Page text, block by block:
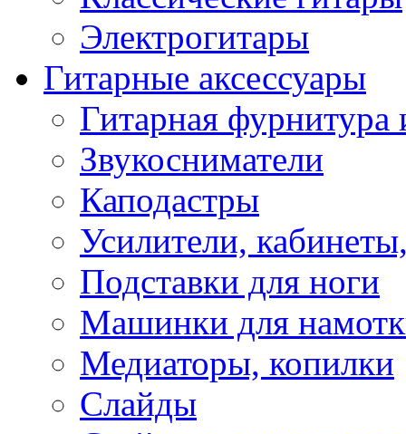
Электрогитары
Гитарные аксессуары
Гитарная фурнитура
Звукосниматели
Каподастры
Усилители,
Подставки для ноги
Машинки для
Медиаторы, копилки
Слайды